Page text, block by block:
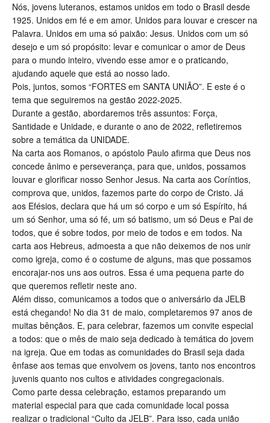
Nós, jovens luteranos, estamos unidos em todo o Brasil desde
1925. Unidos em fé e em amor. Unidos para louvar e crescer na
Palavra. Unidos em uma só paixão: Jesus. Unidos com um só
desejo e um só propósito: levar e comunicar o amor de Deus
para o mundo inteiro, vivendo esse amor e o praticando,
ajudando aquele que está ao nosso lado.
Pois, juntos, somos “FORTES em SANTA UNIÃO”. E este é o
tema que seguiremos na gestão 2022-2025.
Durante a gestão, abordaremos três assuntos: Força,
Santidade e Unidade, e durante o ano de 2022, refletiremos
sobre a temática da UNIDADE.
Na carta aos Romanos, o apóstolo Paulo afirma que Deus nos
concede ânimo e perseverança, para que, unidos, possamos
louvar e glorificar nosso Senhor Jesus. Na carta aos Coríntios,
comprova que, unidos, fazemos parte do corpo de Cristo. Já
aos Efésios, declara que há um só corpo e um só Espírito, há
um só Senhor, uma só fé, um só batismo, um só Deus e Pai de
todos, que é sobre todos, por meio de todos e em todos. Na
carta aos Hebreus, admoesta a que não deixemos de nos unir
como igreja, como é o costume de alguns, mas que possamos
encorajar-nos uns aos outros. Essa é uma pequena parte do
que queremos refletir neste ano.
Além disso, comunicamos a todos que o aniversário da JELB
está chegando! No dia 31 de maio, completaremos 97 anos de
muitas bênçãos. E, para celebrar, fazemos um convite especial
a todos: que o mês de maio seja dedicado à temática do jovem
na igreja. Que em todas as comunidades do Brasil seja dada
ênfase aos temas que envolvem os jovens, tanto nos encontros
juvenis quanto nos cultos e atividades congregacionais.
Como parte dessa celebração, estamos preparando um
material especial para que cada comunidade local possa
realizar o tradicional “Culto da JELB”. Para isso, cada união